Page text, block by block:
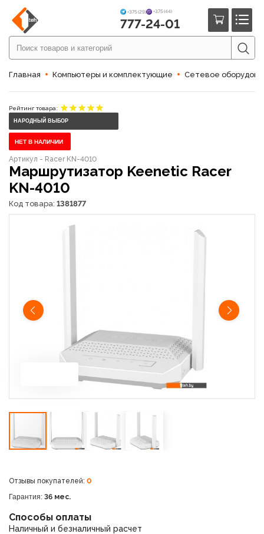
+375 (29) +375 (44)
777-24-01
Главная Компьютеры и комплектующие Сетевое
Рейтинг товара:
НАРОДНЫЙ ВЫБОР
НЕТ В НАЛИЧИИ
Артикул - Racer KN-4010
Маршрутизатор Keenetic Racer
KN-4010
Код товара: 1381877
Отзывы покупателей: 0
Гарантия: 36 мес.
Способы оплаты
Наличный и безналичный расчет